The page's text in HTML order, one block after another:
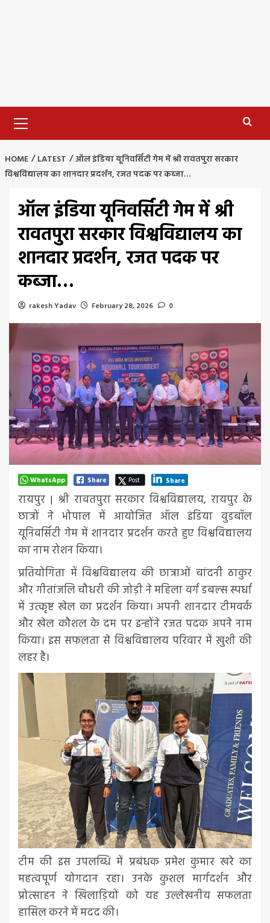
Menu
HOME LATEST
ऑल इंडिया यूनिवर्सिटी गेम में श्री रावतपुरा सरकार
विश्वविद्यालय का शानदार प्रदर्शन, रजत पदक पर कब्जा…
ऑल इंडिया यूनिवर्सिटी गेम में श्री
रावतपुरा सरकार विश्वविद्यालय का
शानदार प्रदर्शन, रजत पदक पर
कब्जा…
rakesh Yadav February 28, 2026 0
WhatsApp Share Post Share
रायपुर | श्री रावतपुरा सरकार विश्वविद्यालय, रायपुर के
छात्रों ने भोपाल में आयोजित ऑल इंडिया वुडबॉल
यूनिवर्सिटी गेम में शानदार प्रदर्शन करते हुए विश्वविद्यालय
का नाम रोशन किया।
प्रतियोगिता में विश्वविद्यालय की छात्राओं चांदनी ठाकुर
और गीतांजलि चौधरी की जोड़ी ने महिला वर्ग डबल्स स्पर्धा
में उत्कृष्ट खेल का प्रदर्शन किया। अपनी शानदार टीमवर्क
और खेल कौशल के दम पर इन्होंने रजत पदक अपने नाम
किया। इस सफलता से विश्वविद्यालय परिवार में खुशी की
लहर है।
टीम की इस उपलब्धि में प्रबंधक प्रमेश कुमार खरे का
महत्वपूर्ण योगदान रहा। उनके कुशल मार्गदर्शन और
प्रोत्साहन ने खिलाड़ियों को यह उल्लेखनीय सफलता
हासिल करने में मदद की।